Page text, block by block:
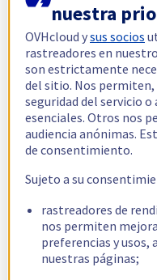
nuestra
OVHcloud ysus socios
rastreadores en
son estrictamente
del sitio. Nos
seguridad del servicio
esenciales. Otros nos
audiencia anónimas.
de consentimiento.
Sujeto a su
rastreadores de
nos permiten
preferencias y usos,
nuestras páginas;